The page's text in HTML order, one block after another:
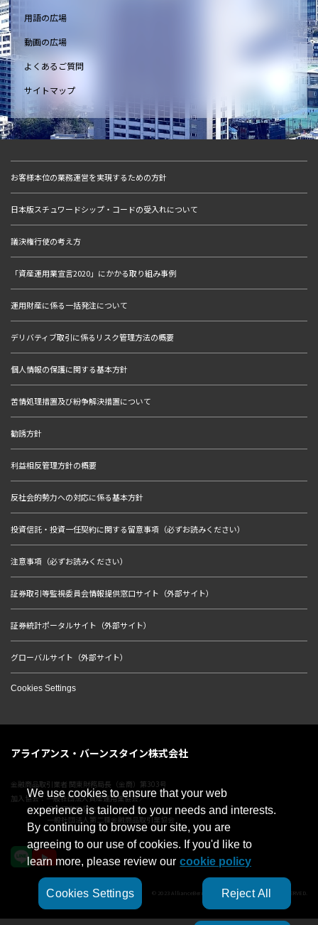
用語の広場
動画の広場
よくあるご質問
サイトマップ
お客様本位の業務運営を実現するための方針
日本版スチュワードシップ・コードの受入れについて
議決権行使の考え方
「資産運用業宣言2020」にかかる取り組み事例
運用財産に係る一括発注について
デリバティブ取引に係るリスク管理方法の概要
個人情報の保護に関する基本方針
苦情処理措置及び紛争解決措置について
勧誘方針
利益相反管理方針の概要
反社会的勢力への対応に係る基本方針
投資信託・投資一任契約に関する留意事項（必ずお読みください）
注意事項（必ずお読みください）
証券取引等監視委員会情報提供窓口サイト（外部サイト）
証券統計ポータルサイト（外部サイト）
グローバルサイト（外部サイト）
Cookies Settings
アライアンス・バーンスタイン株式会社
金融商品取引業者 関東財務局長（金商）第303号
加入協会：一般社団法人資産運用業協会／
日本証券業協会／
一般社団法人第二種金融商品取引業協会
© 2023 AllianceBernstein Japan Ltd. ALL RIGHTS RESERVED.
We use cookies to ensure that your web
experience is tailored to your needs and interests.
By continuing to browse our site, you are
agreeing to our use of cookies. If you'd like to
learn more, please review our cookie policy
Cookies Settings Reject All